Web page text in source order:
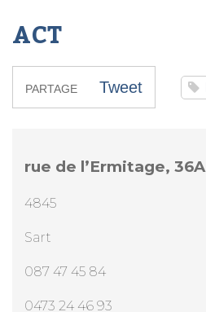
ACT
PARTAGE Tweet
rue de l’Ermitage, 36A
4845
Sart
087 47 45 84
0473 24 46 93